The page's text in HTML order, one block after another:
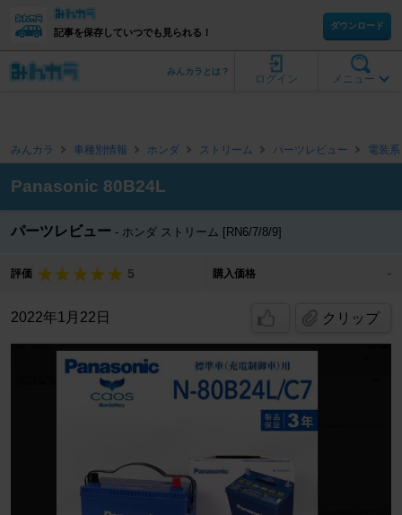
記事を保存していつでも見られる！
ダウンロード
メニュー
ログイン
みんカラとは？
みんカラ 車種別情報 ホンダ ストリーム パーツレビュー 電装系
Panasonic 80B24L
パーツレビュー ホンダ ストリーム [RN6/7/8/9]
評価 5 購入価格 -
2022年1月22日 クリップ